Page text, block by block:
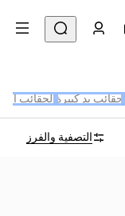
حقائب يد كبيرة الحقائب
التصفية والفرز